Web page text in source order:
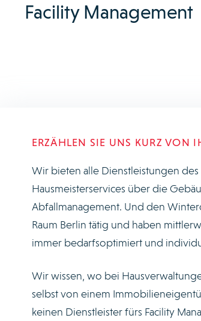
Facility Management
ERZÄHLEN SIE UNS KURZ VON
Wir bieten alle Dienstleistungen
Hausmeisterservices über die
Abfallmanagement. Und den
Raum Berlin tätig und haben
immer bedarfsoptimiert und
Wir wissen, wo bei
selbst von einem
keinen Dienstleister fürs Facility